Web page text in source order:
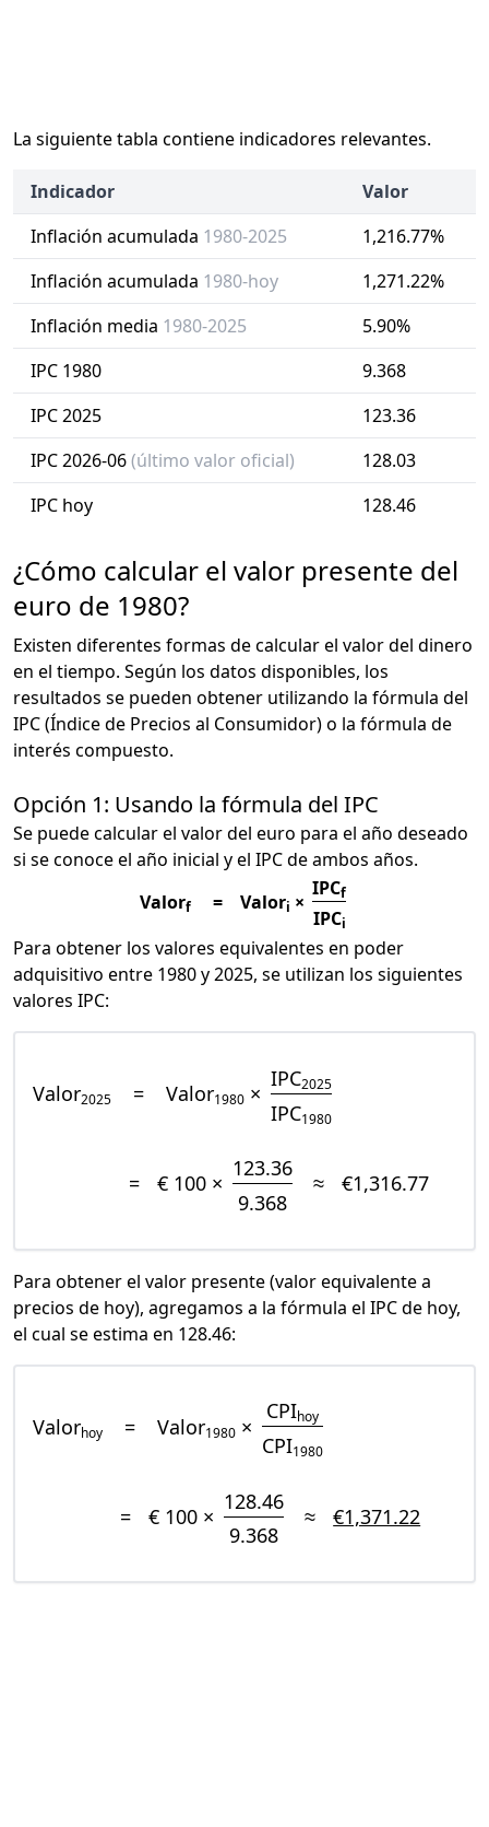
La siguiente tabla contiene indicadores relevantes.
Indicador
Valor
Inflación acumulada 1980-2025
1,216.77%
Inflación acumulada 1980-hoy
1,271.22%
Inflación media 1980-2025
5.90%
IPC 1980
9.368
IPC 2025
123.36
IPC 2026-06(último valor oficial)
128.03
IPC hoy
128.46
¿Cómo calcular el valor presente del
euro de 1980?
Existen diferentes formas de calcular el valor del dinero
en el tiempo. Según los datos disponibles, los
resultados se pueden obtener utilizando la fórmula del
IPC (Índice de Precios al Consumidor) o la fórmula de
interés compuesto.
Opción 1: Usando la fórmula del IPC
Se puede calcular el valor del euro para el año deseado
si se conoce el año inicial y el IPC de ambos años.
Valorf = Valori ×
IPCf
IPCi
Para obtener los valores equivalentes en poder
adquisitivo entre 1980 y 2025, se utilizan los siguientes
valores IPC:
Valor2025 = Valor1980 ×
IPC2025
IPC1980
= € 100 ×
123.36
9.368
≈ €1,316.77
Para obtener el valor presente (valor equivalente a
precios de hoy), agregamos a la fórmula el IPC de hoy,
el cual se estima en 128.46:
Valorhoy = Valor1980 ×
CPIhoy
CPI1980
= € 100 ×
128.46
9.368
≈ €1,371.22